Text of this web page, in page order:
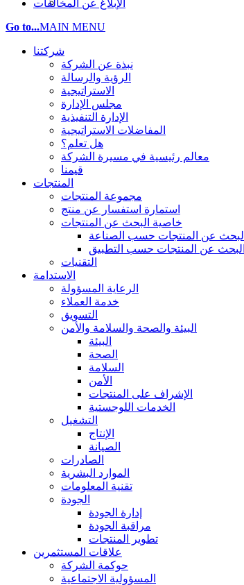
الإبلاغ عن المخالفات
Go to...MAIN MENU
شركتنا
نبذة عن الشركة
الرؤية والرسالة
الاستراتيجية
مجلس الإدارة
الإدارة التنفيذية
المفاضلات الاستراتيجية
هل تعلم؟
معالم رئيسية في مسيرة الشركة
قيمنا
المنتجات
مجموعة المنتجات
استمارة استفسار عن منتج
خاصية البحث عن المنتجات
البحث عن المنتجات حسب الصناعة
البحث عن المنتجات حسب التطبيق
التقنيات
الاستدامة
الرعاية المسؤولة
خدمة العملاء
التسويق
البيئة والصحة والسلامة والأمن
البيئة
الصحة
السلامة
الأمن
الإشراف على المنتجات
الخدمات اللوجستية
التشغيل
الإنتاج
الصيانة
الصادرات
الموارد البشرية
تقنية المعلومات
الجودة
إدارة الجودة
مراقبة الجودة
تطوير المنتجات
علاقات المستثمرين
حوكمة الشركة
المسؤولية الاجتماعية